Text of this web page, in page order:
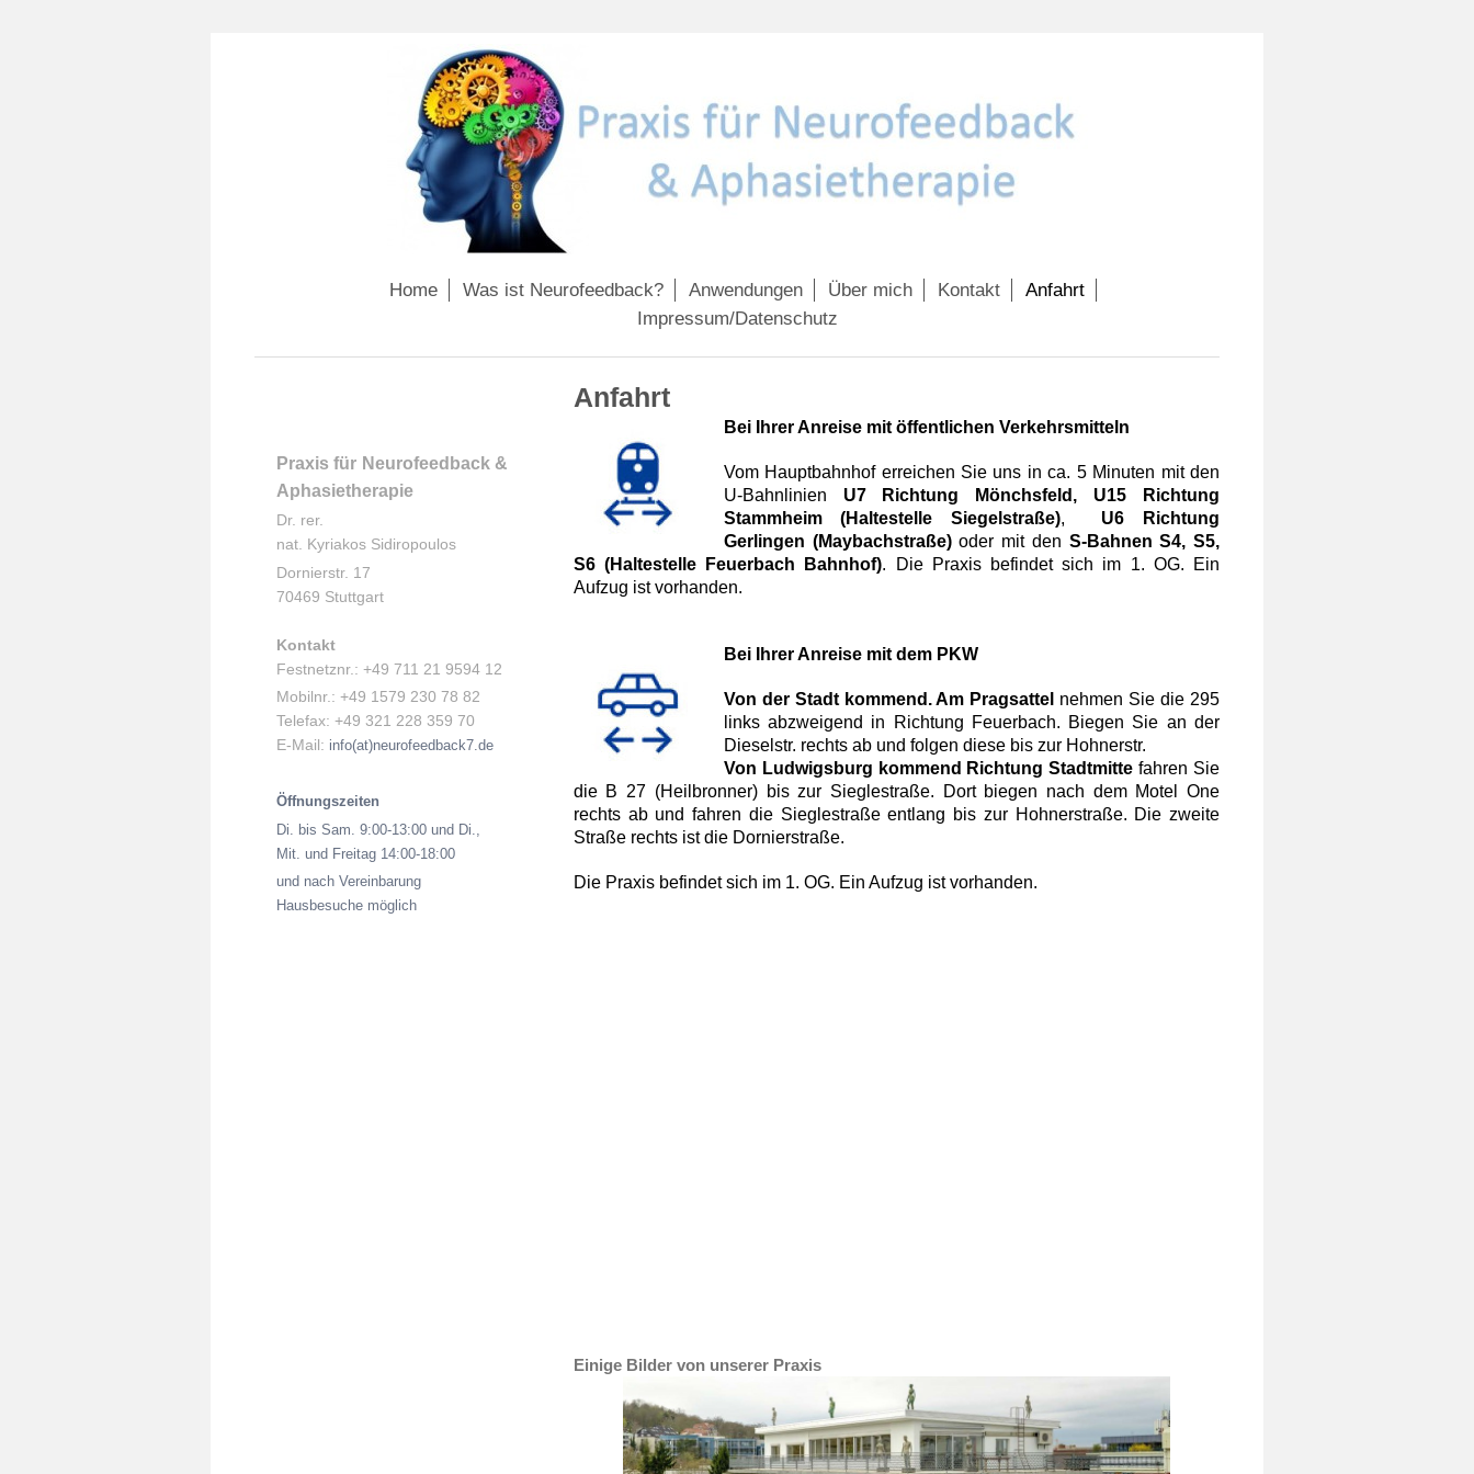
Home Was ist Neurofeedback? Anwendungen Über mich Kontakt
Anfahrt
Impressum/Datenschutz
Anfahrt
Bei Ihrer Anreise mit öffentlichen Verkehrsmitteln
Vom Hauptbahnhof erreichen Sie uns in ca. 5 Minuten mit den
U-Bahnlinien U7 Richtung Mönchsfeld, U15 Richtung
Stammheim (Haltestelle Siegelstraße), U6 Richtung
Gerlingen (Maybachstraße)oder mit den S-Bahnen S4, S5,
S6 (Haltestelle Feuerbach Bahnhof). Die Praxis befindet sich im 1. OG. Ein
Aufzug ist vorhanden.
Bei Ihrer Anreise mit dem PKW
Von der Stadt kommend. Am Pragsattel nehmen Sie die 295
links abzweigend in Richtung Feuerbach. Biegen Sie an der
Dieselstr. rechts ab und folgen diese bis zur Hohnerstr.
Von Ludwigsburg kommend Richtung Stadtmitte fahren Sie
die B 27 (Heilbronner) bis zur Sieglestraße. Dort biegen nach dem Motel One
rechts ab und fahren die Sieglestraße entlang bis zur Hohnerstraße. Die zweite
Straße rechts ist die Dornierstraße.
Die Praxis befindet sich im 1. OG. Ein Aufzug ist vorhanden.
Einige Bilder von unserer Praxis
Praxis für Neurofeedback &
Aphasietherapie
Dr. rer.
nat. Kyriakos Sidiropoulos
Dornierstr. 17
70469 Stuttgart
Kontakt
Festnetznr.: +49 711 21 9594 12
Mobilnr.: +49 1579 230 78 82
Telefax: +49 321 228 359 70
E-Mail: info(at)neurofeedback7.de
Öffnungszeiten
Di. bis Sam. 9:00-13:00 und Di.,
Mit. und Freitag 14:00-18:00
und nach Vereinbarung
Hausbesuche möglich